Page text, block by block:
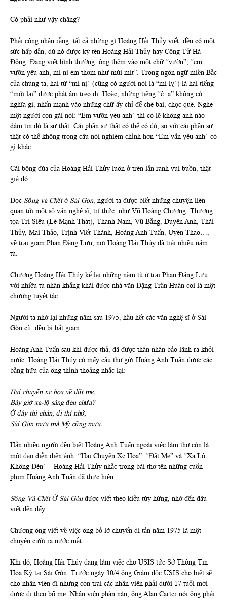
Có phải như vậy chăng?
Phải công nhận rằng, tất cả những gì Hoàng Hải Thủy viết, đều có một
sức hấp dẫn, dù nó được ký tên Hoàng Hải Thủy hay Công Tử Hà
Đông. Đang viết bình thường, ông thêm vào một chữ “vưỡn”, “em
vưỡn yêu anh, mí nị em thơm như múi mít”. Trong ngôn ngữ miền Bắc
của chúng ta, hai từ “mí nị” (cũng có người nói là “mí lỵ”) là hai tiếng
“mới lại” được phát âm trẹo đi. Hoặc, những tiếng “ê, a” không có
nghĩa gì, nhấn mạnh vào những chữ ấy chỉ để chê bai, chọc quê. Nghe
một người con gái nói: “Em vưỡn yêu anh” thì có lẽ không anh nào
dám tin đó là sự thật. Cái phần sự thật có thể có đó, so với cái phần sự
thật có thể không trong câu nói nghiêm chỉnh hơn “Em vẫn yêu anh” có
gì khác.
Cái bông đùa của Hoàng Hải Thủy luôn ở trên lằn ranh vui buồn, thật
giả đó.
Đọc Sống và Chết ở Sài Gòn, người ta được biết những chuyện liên
quan tới một số văn nghệ sĩ, trí thức, như Vũ Hoàng Chương, Thượng
tọa Trí Siêu (Lê Mạnh Thát), Thanh Nam, Vũ Bằng, Duyên Anh, Thái
Thủy, Mai Thảo, Trịnh Viết Thành, Hoàng Anh Tuấn, Uyên Thao…,
về trại giam Phan Đăng Lưu, nơi Hoàng Hải Thủy đã trải nhiều năm
tù.
Chương Hoàng Hải Thủy kể lại những năm tù ở trại Phan Đăng Lưu
với nhiều tù nhân khẳng khái được nhà văn Đặng Trần Huân coi là một
chương tuyệt tác.
Người ta nhớ lại những năm sau 1975, hầu hết các văn nghệ sĩ ở Sài
Gòn cũ, đều bị bắt giam.
Hoàng Anh Tuấn sau khi được thả, đã được thân nhân bảo lãnh ra khỏi
nước. Hoàng Hải Thủy có mấy câu thơ gửi Hoàng Anh Tuấn được các
bằng hữu của ông thỉnh thoảng nhắc lại:
Hai chuyến xe hoa về đất mẹ,
Bây giờ xa-lộ sáng đèn chưa?
Ở đây thì chán, đi thì nhớ,
Sài Gòn mưa mà Mỹ cũng mưa.
Hẳn nhiều người đều biết Hoàng Anh Tuấn ngoài việc làm thơ còn là
một đạo diễn điện ảnh. “Hai Chuyến Xe Hoa”, “Đất Mẹ” và “Xa Lộ
Không Đèn” – Hoàng Hải Thủy nhắc trong bài thơ tên những cuốn
phim Hoàng Anh Tuấn đã thực hiện.
Sống Và Chết Ở Sài Gònđược viết theo kiểu tùy hứng, nhớ đến đâu
viết đến đấy.
Chương ông viết về việc ông bỏ lỡ chuyến di tản năm 1975 là một
chuyện cười ra nước mắt.
Khi đó, Hoàng Hải Thủy đang làm việc cho USIS tức Sở Thông Tin
Hoa Kỳ tại Sài Gòn. Trước ngày 30/4 ông Giám đốc USIS cho biết sẽ
cho nhân viên đi nhưng con trai các nhân viên phải dưới 17 tuổi mới
được đi theo bố mẹ. Nhân viên phàn nàn, ông Alan Carter nói ông phải